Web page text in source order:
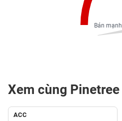
Bán mạnh
Xem cùng Pinetree
ACC
Ngành
(-)